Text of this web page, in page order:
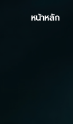
หน้าหลัก